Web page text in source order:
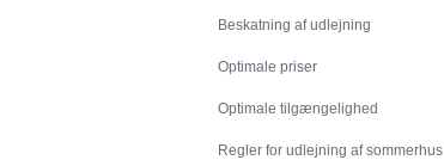
Beskatning af udlejning
Optimale priser
Optimale tilgængelighed
Regler for udlejning af sommerhus